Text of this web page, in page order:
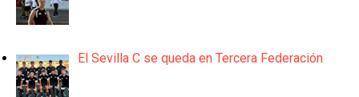
El Sevilla C se queda en Tercera Federación